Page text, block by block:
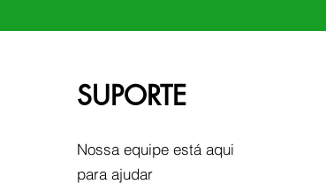
SUPORTE
Nossa equipe está aqui
para ajudar